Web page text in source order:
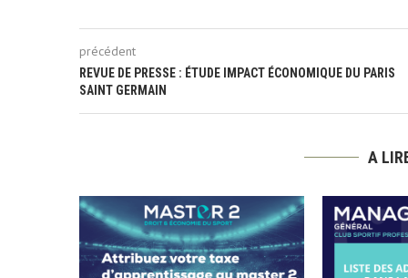
précédent
REVUE DE PRESSE : ÉTUDE IMPACT ÉCONOMIQUE DU PARIS
SAINT GERMAIN
A